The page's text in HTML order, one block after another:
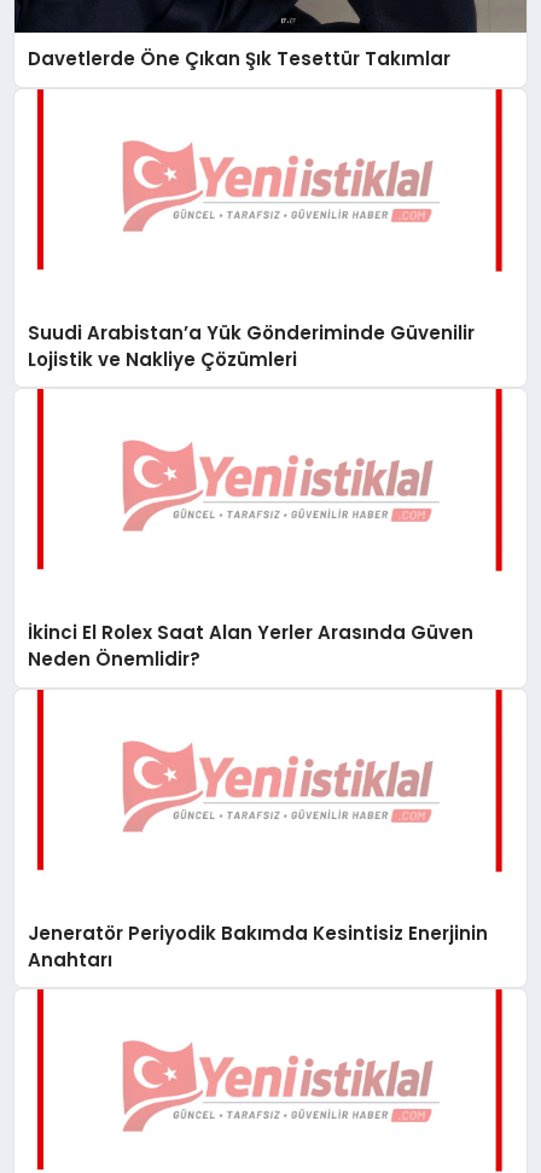
Davetlerde Öne Çıkan Şık Tesettür Takımlar
Suudi Arabistan’a Yük Gönderiminde Güvenilir
Lojistik ve Nakliye Çözümleri
İkinci El Rolex Saat Alan Yerler Arasında Güven
Neden Önemlidir?
Jeneratör Periyodik Bakımda Kesintisiz Enerjinin
Anahtarı